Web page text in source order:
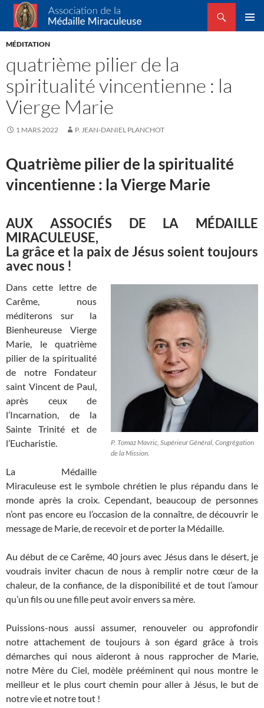
Association de la Médaille Miraculeuse
Recherche
ALLER
AU
MÉDITATION
quatrième pilier de la
spiritualité vincentienne : la
Vierge Marie
1 MARS 2022 P. JEAN-DANIEL PLANCHOT
Quatrième pilier de la spiritualité
vincentienne : la Vierge Marie
AUX ASSOCIÉS DE LA MÉDAILLE
MIRACULEUSE,
La grâce et la paix de Jésus soient toujours
avec nous !
P. Tomaz Mavric, Supérieur Général, Congrégation
de la Mission.
Dans cette lettre de
Carême, nous
méditerons sur la
Bienheureuse Vierge
Marie, le quatrième
pilier de la spiritualité
de notre Fondateur
saint Vincent de Paul,
après ceux de
l’Incarnation, de la
Sainte Trinité et de
l’Eucharistie.
La Médaille
Miraculeuse est le symbole chrétien le plus répandu dans le
monde après la croix. Cependant, beaucoup de personnes
n’ont pas encore eu l’occasion de la connaître, de découvrir le
message de Marie, de recevoir et de porter la Médaille.
Au début de ce Carême, 40 jours avec Jésus dans le désert, je
voudrais inviter chacun de nous à remplir notre cœur de la
chaleur, de la confiance, de la disponibilité et de tout l’amour
qu’un fils ou une fille peut avoir envers sa mère.
Puissions-nous aussi assumer, renouveler ou approfondir
notre attachement de toujours à son égard grâce à trois
démarches qui nous aideront à nous rapprocher de Marie,
notre Mère du Ciel, modèle prééminent qui nous montre le
meilleur et le plus court chemin pour aller à Jésus, le but de
notre vie et notre tout !